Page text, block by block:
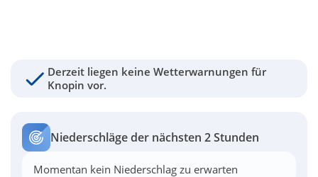
Derzeit liegen keine Wetterwarnungen für
Knopin vor.
Niederschläge der nächsten 2 Stunden
Momentan kein Niederschlag zu erwarten